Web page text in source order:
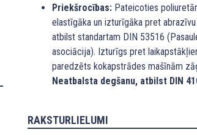
Priekšrocības: Pateicoties
elastīgāka un izturīgāka pret
atbilst standartam DIN 53516
asociācija). Izturīgs pret
paredzēts kokapstrādes mašīnām
Neatbalsta degšanu, atbilst DIN
RAKSTURLIELUMI